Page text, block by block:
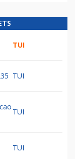
TUI
TUI
TUI
TUI